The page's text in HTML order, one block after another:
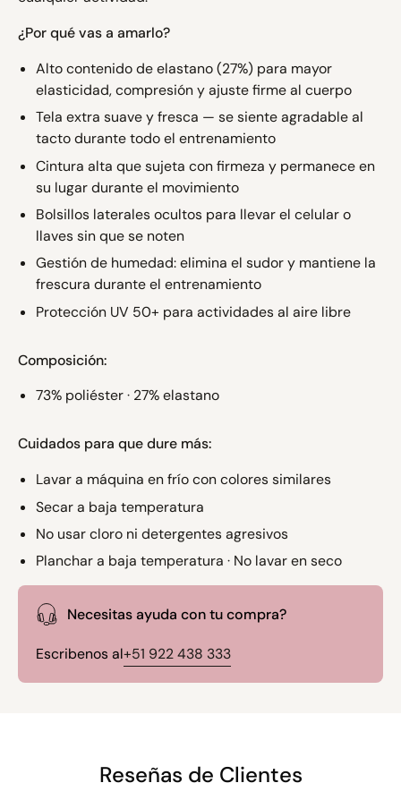
¿Por qué vas a amarlo?
Alto contenido de elastano (27%) para mayor
elasticidad, compresión y ajuste firme al cuerpo
Tela extra suave y fresca — se siente agradable al
tacto durante todo el entrenamiento
Cintura alta que sujeta con firmeza y permanece en
su lugar durante el movimiento
Bolsillos laterales ocultos para llevar el celular o
llaves sin que se noten
Gestión de humedad: elimina el sudor y mantiene la
frescura durante el entrenamiento
Protección UV 50+ para actividades al aire libre
Composición:
73% poliéster · 27% elastano
Cuidados para que dure más:
Lavar a máquina en frío con colores similares
Secar a baja temperatura
No usar cloro ni detergentes agresivos
Planchar a baja temperatura · No lavar en seco
Necesitas ayuda con tu compra?
Escribenos al+51 922 438 333
Reseñas de Clientes